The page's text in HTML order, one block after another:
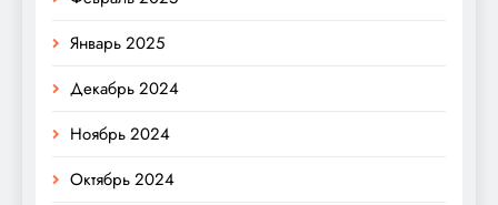
Январь 2025
Декабрь 2024
Ноябрь 2024
Октябрь 2024